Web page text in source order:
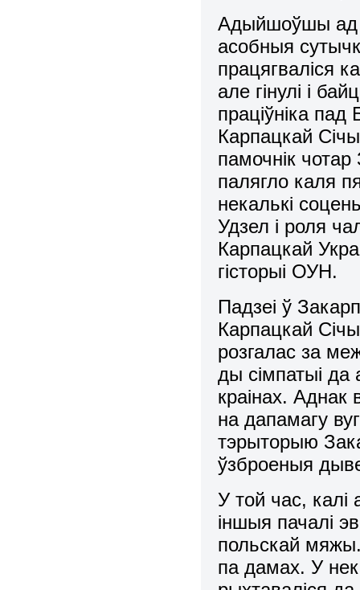
Адыйшоўшы ад
асобныя
працягваліся
але гінулі і
праціўніка
Карпацкай
памочнік
палягло каля
некалькі
Удзел і роля
Карпацкай
гісторыі ОУН.
Падзеі ў
Карпацкай
розгалас за
ды сімпатыі да
краінах. Аднак
на дапамагу
тэрыторыю
ўзброеныя
У той час, калі
іншыя пачалі
польскай
па дамах. У